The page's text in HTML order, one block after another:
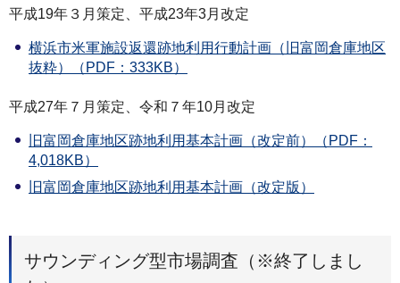
平成19年３月策定、平成23年3月改定
横浜市米軍施設返還跡地利用行動計画（旧富岡倉庫地区
抜粋）（PDF：333KB）
平成27年７月策定、令和７年10月改定
旧富岡倉庫地区跡地利用基本計画（改定前）（PDF：
4,018KB）
旧富岡倉庫地区跡地利用基本計画（改定版）
サウンディング型市場調査（※終了しまし